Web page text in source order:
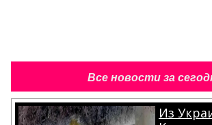
Все новости за
Из